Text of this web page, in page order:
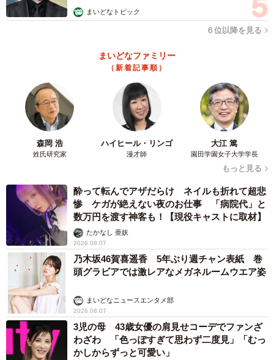
ベビーカーエリアは“特別扱い”ではなく、必要な配慮のひと
公共空間がある。そんな問いを、この投稿は静かに投げか
まいどなトピック
６位以降を見る
まいどなファミリー
（新着記事順）
森岡 浩
姓氏研究家
ハイヒール・リンゴ
漫才師
大江 篤
園田学園女子大学学長
もっと見る
酔って転んでアザだらけ ネイルも折れて超悲
惨 ケガが絶えない夜のお仕事 「病院代」と
数万円を渡す神客も！【現役キャストに取材】
たかなし 亜妖
2026.08.07
乃木坂46賀喜遥香 5年ぶり週チャン表紙 巻
頭グラビアでは激レアなメガネルームウエア姿
まいどなニュースエンタメ部
2026.08.07
3児の母 43歳女優の肩見せコーデでファンざ
わざわ 「色っぽすぎて思わず二度見」「むっ
かしからずっと可愛い」